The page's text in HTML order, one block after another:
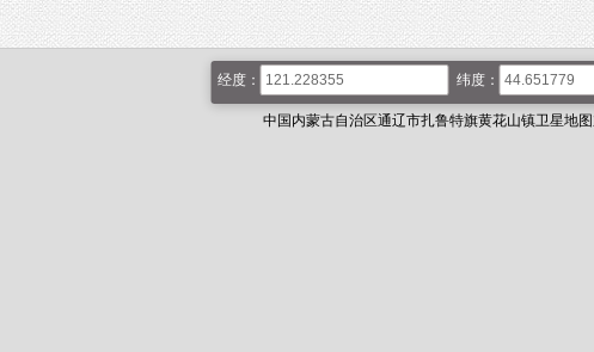
中国内蒙古自治区通辽市扎鲁特旗黄花山镇卫星地
经度： 纬度：